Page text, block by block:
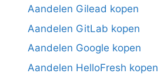
Aandelen Gilead kopen
Aandelen GitLab kopen
Aandelen Google kopen
Aandelen HelloFresh kopen